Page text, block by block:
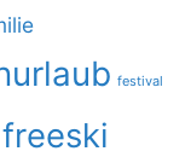
festival
freeski